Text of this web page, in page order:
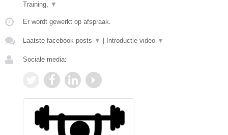
Training, ▼
Er wordt gewerkt op afspraak.
Laatste facebook posts ▼ Introductie video ▼
Sociale media: